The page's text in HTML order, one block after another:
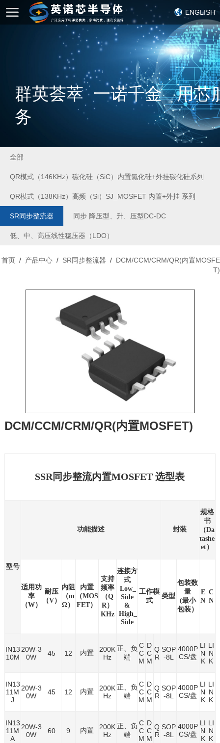
ENGLISH
群英荟萃 一诺千金 用芯
务
全部
QR模式（146KHz）碳化硅（SiC）内置氮化硅+外挂碳化硅系列
QR模式（138KHz）高频（Si）SJ_MOSFET 内置+外挂 系列
SR同步整流器 同步 降压型、升、压型DC-DC
低、中、高压线性稳压器（LDO）
首页 / 产品中心 / SR同步整流器 / DCM/CCM/CRM/QR(内置MOSFE
T)
DCM/CCM/CRM/QR(内置MOSFET)
SSR同步整流内置MOSFET 选型表
型号
功能描述 封装
规格
书
（Da
tashe
et）
适用功
率
（W）
耐压
（V）
内阻
（m
Ω）
内置
（MOS
FET）
支持
频率
（Q
R）
KHz
连接方
式
Low_
Side
&
High_
Side
工作模
式
类型
包装数
量
(最小
包装）
E
N
C
N
IN13
10M
20W-3
0W
45 12 内置
200K
Hz
正、负
端
C
C
M
D
C
M
Q
R
SOP
-8L
4000P
CS/盘
LI
N
K
LI
N
K
IN13
11M
J
20W-3
0W
45 12 内置
200K
Hz
正、负
端
C
C
M
D
C
M
Q
R
SOP
-8L
4000P
CS/盘
LI
N
K
LI
N
K
IN13
11M
A
20W-3
0W
60 9 内置
200K
Hz
正、负
端
C
C
M
D
C
M
Q
R
SOP
-8L
4000P
CS/盘
LI
N
K
LI
N
K